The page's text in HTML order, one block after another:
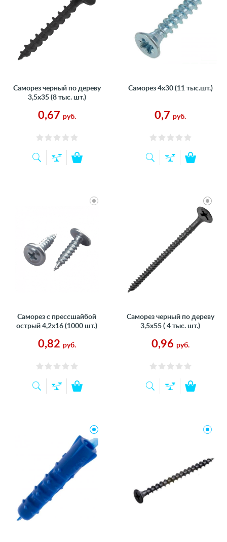
Саморез черный по дереву
3,5х35 (8 тыс. шт.)
0,67 руб.
Саморез 4х30 (11 тыс.шт.)
0,7 руб.
Саморез с прессшайбой
острый 4,2х16 (1000 шт.)
0,82 руб.
Саморез черный по дереву
3,5х55 ( 4 тыс. шт.)
0,96 руб.